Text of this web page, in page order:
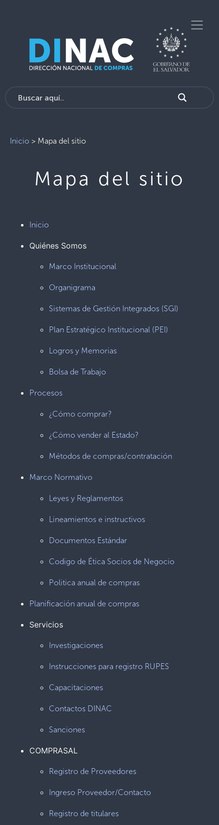
Inicio > Mapa del sitio
Mapa del sitio
Inicio
Quiénes Somos
Marco Institucional
Organigrama
Sistemas de Gestión Integrados (SGI)
Plan Estratégico Institucional (PEI)
Logros y Memorias
Bolsa de Trabajo
Procesos
¿Cómo comprar?
¿Cómo vender al Estado?
Métodos de compras/contratación
Marco Normativo
Leyes y Reglamentos
Lineamientos e instructivos
Documentos Estándar
Codigo de Ética Socios de Negocio
Politica anual de compras
Planificación anual de compras
Servicios
Investigaciones
Instrucciones para registro RUPES
Capacitaciones
Contactos DINAC
Sanciones
COMPRASAL
Registro de Proveedores
Ingreso Proveedor/Contacto
Registro de titulares